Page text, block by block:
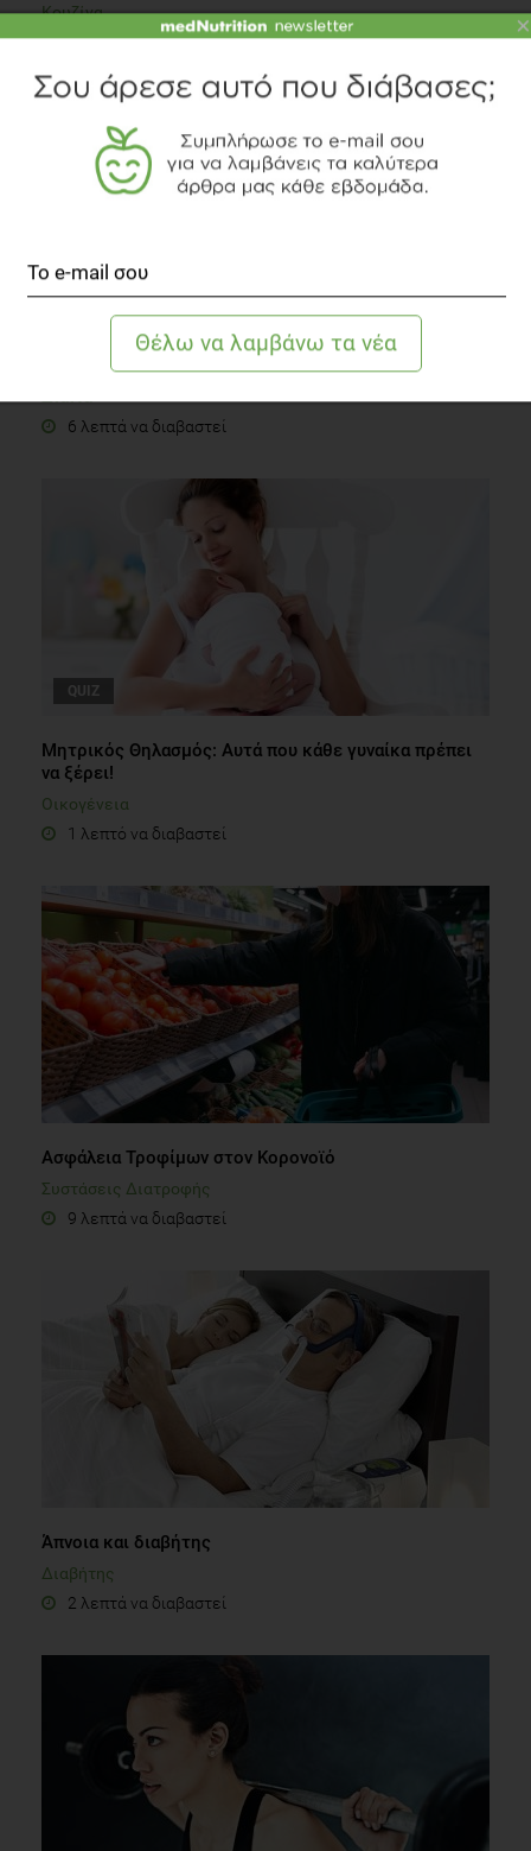
Κουζίνα
3 λεπτά να διαβαστεί
Χάσε βάρος, κέρδισε καλή διάθεση!
6 λεπτά να διαβαστεί
QUIZ
Μητρικός Θηλασμός: Αυτά που κάθε γυναίκα πρέπει
να ξέρει!
Οικογένεια
1 λεπτό να διαβαστεί
Ασφάλεια Τροφίμων στον Κορονοϊό
Συστάσεις Διατροφής
9 λεπτά να διαβαστεί
Άπνοια και διαβήτης
Διαβήτης
2 λεπτά να διαβαστεί
×